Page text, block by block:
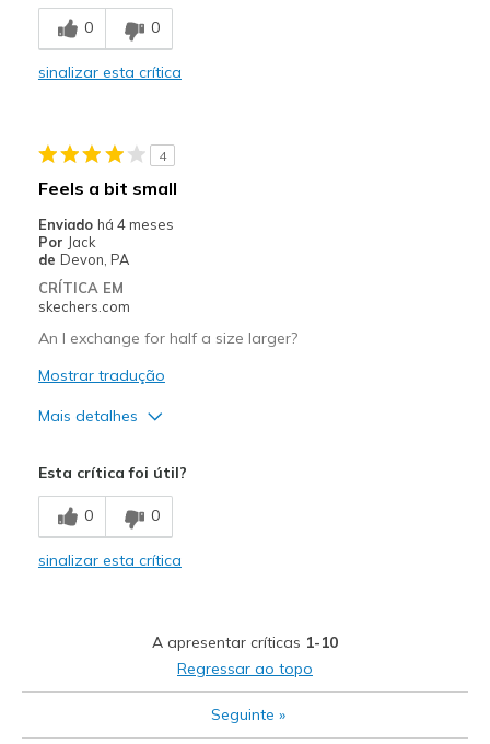
Melhores utilizações
Casual Wear
Going Out
View On Shoes
0 0
sinalizar esta crítica
4
Feels a bit small
Enviado há 4 meses
Por Jack
de Devon, PA
CRÍTICA EM
skechers.com
An I exchange for half a size larger?
Mostrar tradução
Mais detalhes
Sizing
Feels half size too small
Esta crítica foi útil?
0 0
sinalizar esta crítica
A apresentar críticas 1-10
Regressar ao topo
Seguinte »